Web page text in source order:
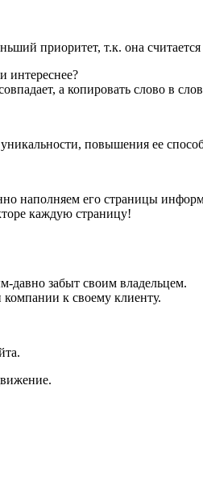
приоритет, т.к. она
интереснее?
а копировать слово в
повышения ее
наполняем его страницы
каждую страницу!
давно забыт своим владельцем.
к своему клиенту.